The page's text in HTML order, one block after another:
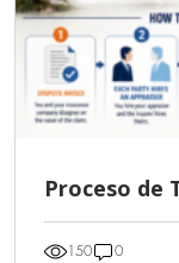
Proceso de
150 0